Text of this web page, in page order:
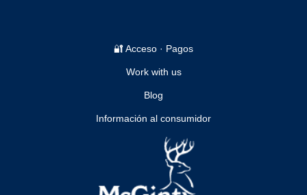
🔐 Acceso · Pagos
Work with us
Blog
Información al consumidor